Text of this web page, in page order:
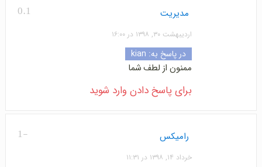
0.1 مدیریت
اردیبهشت ۳۰, ۱۳۹۸ در ۱۶:۰۰
در پاسخ به: kian
ممنون از لطف شما
برای پاسخ دادن وارد شوید
-1 رامیکس
خرداد ۱۴, ۱۳۹۸ در ۱۱:۳۱